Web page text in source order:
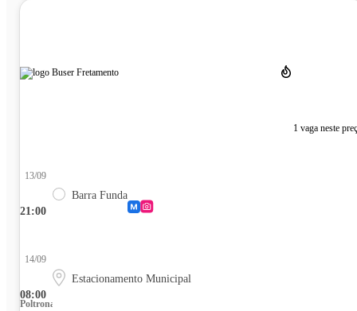
1 vaga neste
21:00
13/09
Barra Funda
08:00
14/09
Estacionamento Municipal
Poltrona